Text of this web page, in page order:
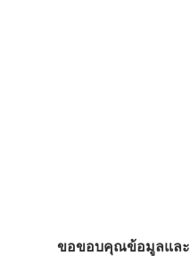
ขอขอบคุณข้อมูลและ